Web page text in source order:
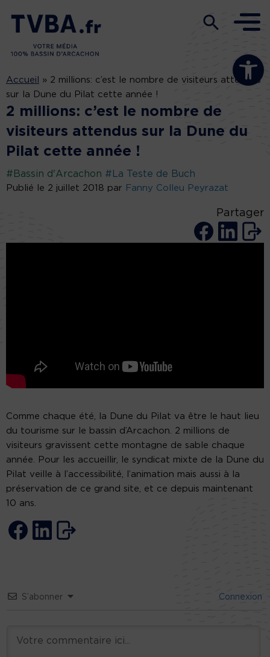
Ouvrir la
Accueil » 2 millions: c’est le nombre de visiteurs attendus
sur la Dune du Pilat cette année !
2 millions: c’est le nombre de
visiteurs attendus sur la Dune du
Pilat cette année !
#Bassin d'Arcachon #La Teste de Buch
Publié le 2 juillet 2018 par Fanny Colleu Peyrazat
Partager
Comme chaque été, la Dune du Pilat va être le haut lieu
du tourisme sur le bassin d’Arcachon. 2 millions de
visiteurs gravissent cette montagne de sable chaque
année. Pour les accueillir, le syndicat mixte de la Dune du
Pilat veille à l’accessibilité, l’animation mais aussi à la
préservation de ce grand site, et ce depuis maintenant
10 ans.
S’abonner Connexion